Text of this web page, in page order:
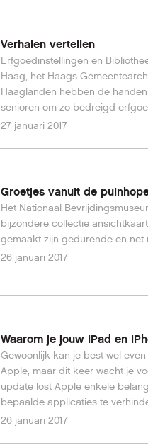
Verhalen vertellen
Erfgoedinstellingen en
Haag, het Haags
Haaglanden hebben de
senioren om zo bedreigd
27 januari 2017
Groetjes vanuit de
Het Nationaal
bijzondere collectie
gemaakt zijn gedurende en
26 januari 2017
Waarom je jouw iPad en
Gewoonlijk kan je best wel
Apple, maar dit keer wacht je
update lost Apple enkele
bepaalde applicaties te
verder op de Gazet van
26 januari 2017